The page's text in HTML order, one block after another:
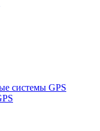
системы GPS